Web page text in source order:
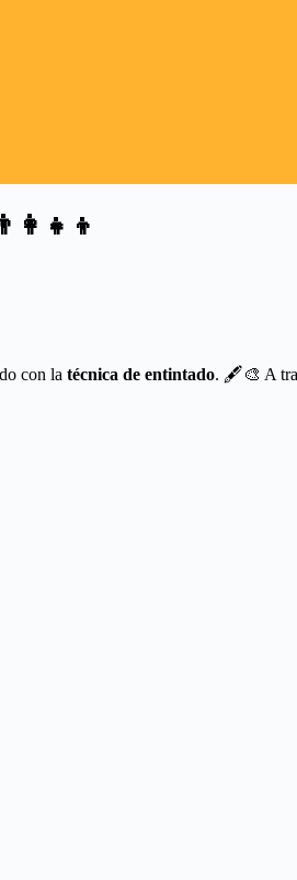
con la técnica de entintado. 🖋️🎨 A